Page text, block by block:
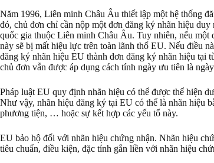
Năm 1996, Liên minh Châu Âu thiết lập một hệ thống
đó, chủ đơn chỉ cần nộp một đơn đăng ký nhãn hiệu
quốc gia thuộc Liên minh Châu Âu. Tuy nhiên, nếu
này sẽ bị mất hiệu lực trên toàn lãnh thổ EU. Nếu điều
đăng ký nhãn hiệu EU thành đơn đăng ký nhãn hiệu tại
chủ đơn vẫn được áp dụng cách tính ngày ưu tiên là
Pháp luật EU quy định nhãn hiệu có thể được thể hiện
Như vậy, nhãn hiệu đăng ký tại EU có thể là nhãn hiệu
phương tiện, … hoặc sự kết hợp các yếu tố này.
EU bảo hộ đối với nhãn hiệu chứng nhận. Nhãn hiệu
tiêu chuẩn, điều kiện, đặc tính gắn liền với nhãn hiệu